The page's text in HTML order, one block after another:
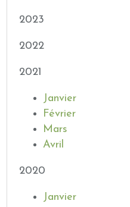
2023
2022
2021
Janvier
Février
Mars
Avril
2020
Janvier